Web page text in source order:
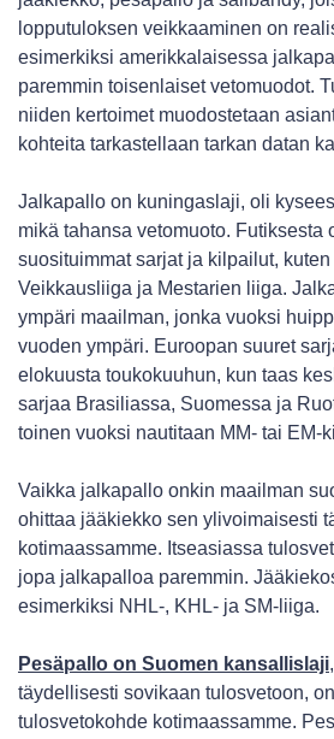
lopputuloksen veikkaaminen on
esimerkiksi amerikkalaisessa
paremmin toisenlaiset vetomuodot.
niiden kertoimet muodostetaan
kohteita tarkastellaan tarkan datan
Jalkapallo on kuningaslaji, oli
mikä tahansa vetomuoto. Futiksesta
suosituimmat sarjat ja kilpailut,
Veikkausliiga ja Mestarien liiga.
ympäri maailman, jonka vuoksi
vuoden ympäri. Euroopan suuret
elokuusta toukokuuhun, kun taas
sarjaa Brasiliassa, Suomessa ja
toinen vuoksi nautitaan MM- tai EM-
Vaikka jalkapallo onkin maailman
ohittaa jääkiekko sen ylivoimaisesti
kotimaassamme. Itseasiassa
jopa jalkapalloa paremmin.
esimerkiksi NHL-, KHL- ja SM-liiga.
Pesäpallo on Suomen kansallislaji
täydellisesti sovikaan tulosvetoon,
tulosvetokohde kotimaassamme.